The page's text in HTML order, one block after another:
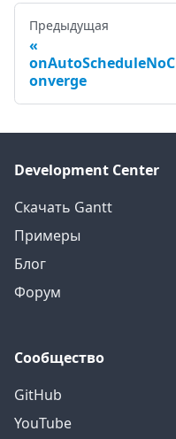
Предыдущая
onAutoScheduleNoC
onverge
Development Center
Скачать Gantt
Примеры
Блог
Форум
Сообщество
GitHub
YouTube